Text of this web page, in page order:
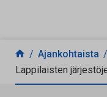
Siirry sisältöön
Ajankohtaista
Lappilaisten